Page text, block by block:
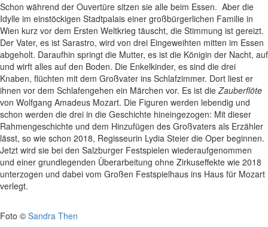
Schon während der Ouvertüre sitzen sie alle beim Essen. Aber die
Idylle im einstöckigen Stadtpalais einer großbürgerlichen Familie in
Wien kurz vor dem Ersten Weltkrieg täuscht, die Stimmung ist gereizt.
Der Vater, es ist Sarastro, wird von drei Eingeweihten mitten im Essen
abgeholt. Daraufhin springt die Mutter, es ist die Königin der Nacht, auf
und wirft alles auf den Boden. Die Enkelkinder, es sind die drei
Knaben, flüchten mit dem Großvater ins Schlafzimmer. Dort liest er
ihnen vor dem Schlafengehen ein Märchen vor. Es ist dieZauberflöte
von Wolfgang Amadeus Mozart. Die Figuren werden lebendig und
schon werden die drei in die Geschichte hineingezogen: Mit dieser
Rahmengeschichte und dem Hinzufügen des Großvaters als Erzähler
lässt, so wie schon 2018, Regisseurin Lydia Steier die Oper beginnen.
Jetzt wird sie bei den Salzburger Festspielen wiederaufgenommen
und einer grundlegenden Überarbeitung ohne Zirkuseffekte wie 2018
unterzogen und dabei vom Großen Festspielhaus ins Haus für Mozart
verlegt.
Foto © Sandra Then